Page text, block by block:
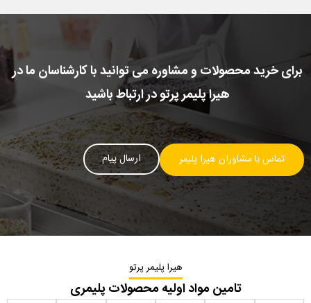
برای خرید محصولات و مشاوره می توانید با کارشناسان ما در
هیرا پلیمر پرتو در ارتباط باشید
تماس با مشاوران هیرا پلیمر ارسال پیام
هیرا پلیمر پرتو
تامین مواد اولیه محصولات پلیمری